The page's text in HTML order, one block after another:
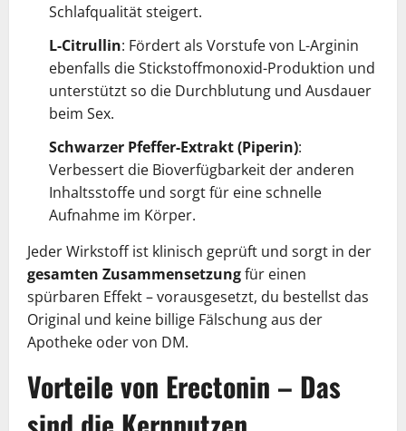
Schlafqualität steigert.
L-Citrullin: Fördert als Vorstufe von L-Arginin
ebenfalls die Stickstoffmonoxid-Produktion und
unterstützt so die Durchblutung und Ausdauer
beim Sex.
Schwarzer Pfeffer-Extrakt (Piperin):
Verbessert die Bioverfügbarkeit der anderen
Inhaltsstoffe und sorgt für eine schnelle
Aufnahme im Körper.
Jeder Wirkstoff ist klinisch geprüft und sorgt in der
gesamten Zusammensetzungfür einen
spürbaren Effekt – vorausgesetzt, du bestellst das
Original und keine billige Fälschung aus der
Apotheke oder von DM.
Vorteile von Erectonin – Das